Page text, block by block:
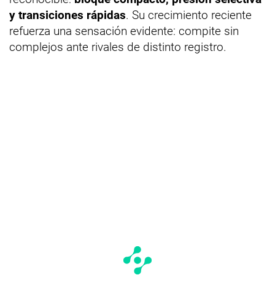
y transiciones rápidas. Su crecimiento reciente
refuerza una sensación evidente: compite sin
complejos ante rivales de distinto registro.